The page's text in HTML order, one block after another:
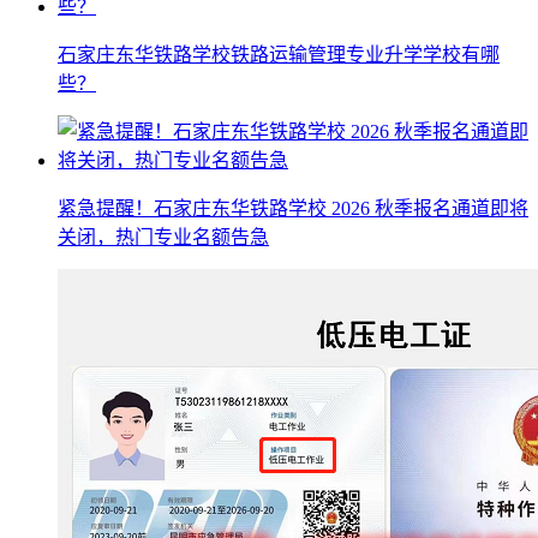
石家庄东华铁路学校铁路运输管理专业升学学校有哪
些？
紧急提醒！石家庄东华铁路学校 2026 秋季报名通道即将
关闭，热门专业名额告急